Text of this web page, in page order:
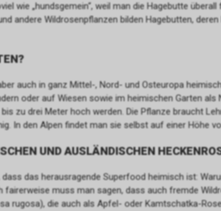
wie „hundsgemein“, weil man die Hagebutte überall
andere Wildrosenpflanzen bilden Hagebutten,
auch in ganz Mittel-, Nord- und Osteuropa
oder auf Wiesen sowie im heimischen Garten als
zu drei Meter hoch werden. Die Pflanze braucht
In den Alpen findet man sie selbst auf einer Höhe
UND AUSLÄNDISCHEN
das herausragende Superfood heimisch ist:
fairerweise muss man sagen, dass auch fremde
rugosa), die auch als Apfel- oder Kamtschatka-